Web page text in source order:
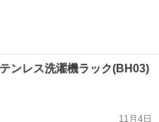
ンレス洗濯機ラック(BH03)
11月4日